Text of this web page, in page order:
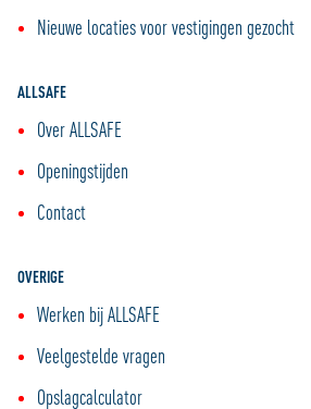
Nieuwe locaties voor vestigingen gezocht
ALLSAFE
Over ALLSAFE
Openingstijden
Contact
OVERIGE
Werken bij ALLSAFE
Veelgestelde vragen
Opslagcalculator